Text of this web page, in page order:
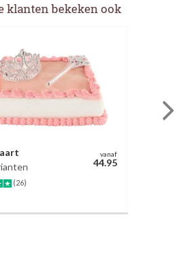
klanten bekeken ook
(26)
vanaf
44.95